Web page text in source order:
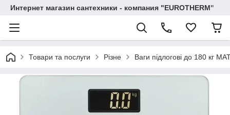
Интернет магазин сантехники - компания "EUROTHERM"
Товари та послуги Різне Ваги підлогові до 180 кг